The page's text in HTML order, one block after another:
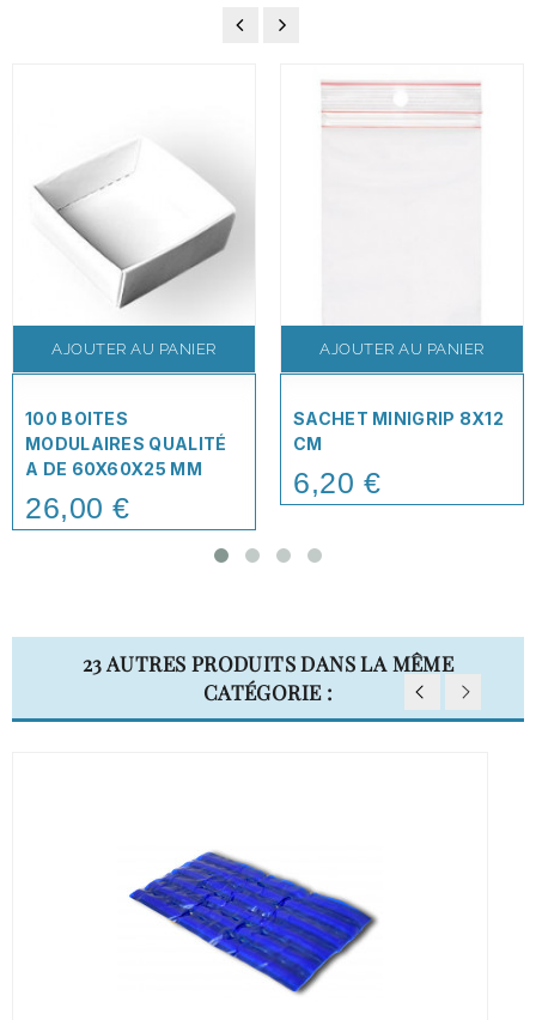
AJOUTER AU PANIER
100 BOITES
MODULAIRES QUALITÉ
A DE 60X60X25 MM
Price
26,00 €
AJOUTER AU PANIER
SACHET MINIGRIP 8X12
CM
Price
6,20 €
23 AUTRES PRODUITS DANS LA MÊME
CATÉGORIE :